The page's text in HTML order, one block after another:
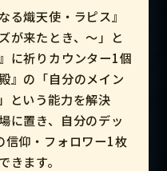
る熾天使・ラピス』
が来たとき、～」と
に祈りカウンター1個
』の「自分のメイン
という能力を解決
に置き、自分のデッ
信仰・フォロワー1枚
きます。